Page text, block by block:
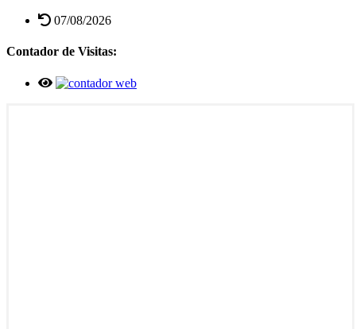
07/08/2026
Contador de Visitas: